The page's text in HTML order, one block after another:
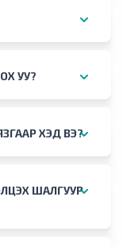
УУ?
ХЭД ВЭ?
ШАЛГУУР